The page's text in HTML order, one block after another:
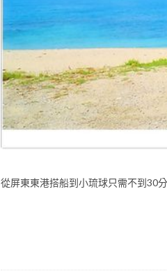
從屏東東港搭船到小琉球只需不到30